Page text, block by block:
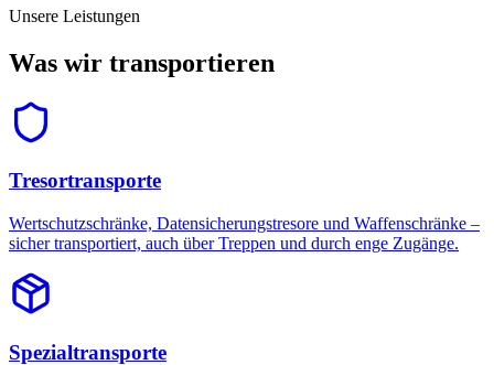
Unsere Leistungen
Was wir transportieren
Tresortransporte
Wertschutzschränke, Datensicherungstresore und Waffenschränke –
sicher transportiert, auch über Treppen und durch enge Zugänge.
Spezialtransporte